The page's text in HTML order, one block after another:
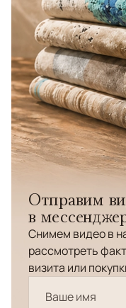
Отправим
в
Снимем видео в
рассмотреть
визита или